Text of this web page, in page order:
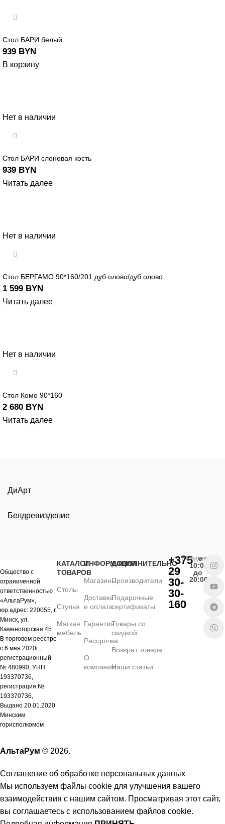
Стол БАРИ белый
939 BYN
В корзину
Нет в наличии
Стол БАРИ слоновая кость
939 BYN
Читать далее
Нет в наличии
Стол БЕРГАМО 90*160/201 дуб олово/дуб олово
1 599 BYN
Читать далее
Нет в наличии
Стол Комо 90*160
2 680 BYN
Читать далее
ДиАрт
Белдревизделие
Общество с
ограниченной
ответственностью
«АльтаРум»,
юр.адрес: 220055, г.
Минск, ул.
Каменогорская 45
В торговом реестре
с 6 мая 2020г.,
регистрационный
№ 480990, УНП
193370736,
регистрация №
193370736,
Выдано 20.01.2020
Минским
горисполкомом
КАТАЛОГ
ТОВАРОВ
Столы
Стулья
Мягкая
мебель
ИНФОРМАЦИЯ
Магазины
Доставка
и оплата
Гарантия
Рассрочка
О
компании
ДОПОЛНИТЕЛЬНО
Производители
Подарочные
сертификаты
Товары со
скидкой
Возврат товара
Наши статьи
+375
29
30-
30-
160
Ежедневно
с
10:00
до
20:00
АльтаРум © 2026.
Соглашение об обработке персональных данных
Мы используем файлы cookie для улучшения вашего
взаимодействия с нашим сайтом. Просматривая этот сайт,
вы соглашаетесь с использованием файлов cookie.